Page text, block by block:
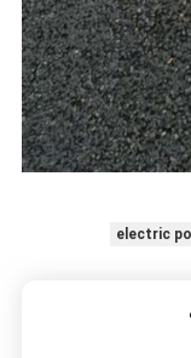
electric